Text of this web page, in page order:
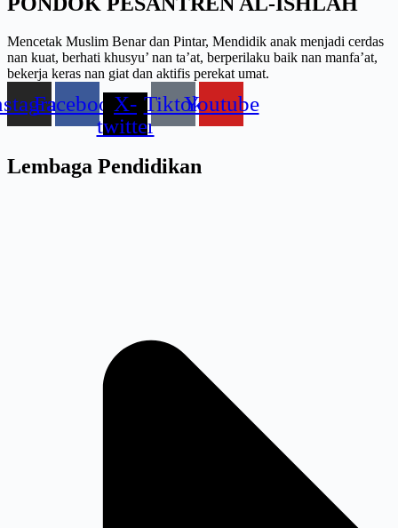
Mencetak Muslim Benar dan Pintar, Mendidik anak menjadi cerdas
nan kuat, berhati khusyu’ nan ta’at, berperilaku baik nan manfa’at,
bekerja keras nan giat dan aktifis perekat umat.
FacebookX-
twitter
TiktokYoutube
Lembaga Pendidikan